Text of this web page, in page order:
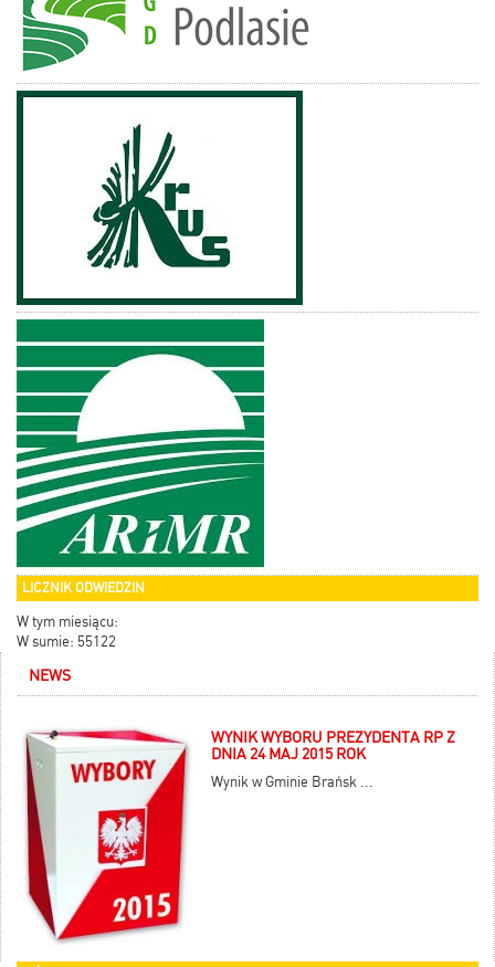
LICZNIK ODWIEDZIN
W tym miesiącu:
W sumie: 55122
NEWS
WYNIK WYBORU PREZYDENTA RP Z
DNIA 24 MAJ 2015 ROK
Wynik w Gminie Brańsk ...